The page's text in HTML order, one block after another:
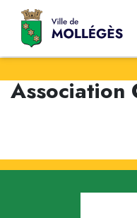
Accéder au contenu
Association